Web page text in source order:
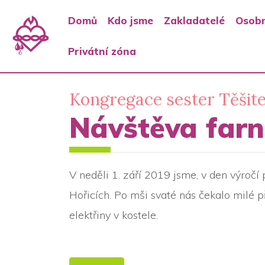
Domů Kdo jsme Zakladatelé
Privátní zóna
Kongregace sester
Návštěva
V neděli 1. září 2019 jsme, v den
Hořicích. Po mši svaté nás čekalo milé
elektřiny v kostele.